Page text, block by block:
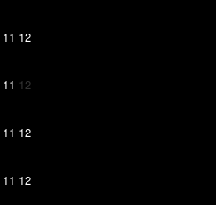
11 12
11 12
11 12
11 12